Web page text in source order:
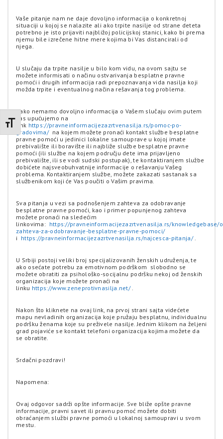
Promenite veličinu slova
Vaše pitanje nam ne daje dovoljno informacija o konkretnoj
situaciji u kojoj se nalazite ali ako trpite nasilje od strane deteta
potrebno je isto prijaviti najbližoj policijskoj stanici, kako bi prema
njemu bile izrečene hitne mere kojima bi Vas distancirali od
njega.
U slučaju da trpite nasilje u bilo kom vidu, na ovom sajtu se
možete informisati o načinu ostvarivanja besplatne pravne
pomoći i drugih informacija radi prepoznavanja vida nasilja koji
možda trpite i eventualnog načina rešavanja tog problema.
Kako nemamo dovoljno informacija o Vašem slučaju ovim putem
Vas upućujemo na
link https://pravneinformacijezazrtvenasilja.rs/pomoc-po-
gradovima/na kojem možete pronaći kontakt službe besplatne
pravne pomoći u jedinici lokalne samouprave u kojoj imate
prebivalište ili boravište ili najbliže službe besplatne pravne
pomoći (ili službe na kojem području dete ima prijavljeno
prebivalište, ili se vodi sudski postupak), te kontaktiranjem službe
dobićete najsveobuhvatnije informacije o rešavanju Vašeg
problema. Kontaktiranjem službe, možete zakazati sastanak sa
službenikom koji će Vas poučiti o Vašim pravima.
Sva pitanja u vezi sa podnošenjem zahteva za odobravanje
besplatne pravne pomoći, kao i primer popunjenog zahteva
možete pronaći na sledećim
linkovima: https://pravneinformacijezazrtvenasilja.rs/knowledgebase/
zahteva-za-odobravanje-besplatne-pravne-pomoci/
i https://pravneinformacijezazrtvenasilja.rs/najcesca-pitanja/.
U Srbiji postoji veliki broj specijalizovanih ženskih udruženja, te
ako osećate potrebu za emotivnom podrškom slobodno se
možete obratiti za psihološko-socijalnu podršku nekoj od ženskih
organizacija koje možete pronaći na
linku https://www.zeneprotivnasilja.net/.
Nakon što kliknete na ovaj link, na prvoj strani sajta videćete
mapu nevladinih organizacija koje pružaju besplatnu, individualnu
podršku ženama koje su preživele nasilje. Jednim klikom na željeni
grad pojaviće se kontakt telefoni organizacija kojima možete da
se obratite.
Srdačni pozdravi!
Napomena:
Ovaj odgovor sadrži opšte informacije. Sve bliže opšte pravne
informacije, pravni savet ili pravnu pomoć možete dobiti
obraćanjem službi pravne pomoći u lokalnoj samoupravi u svom
mestu.